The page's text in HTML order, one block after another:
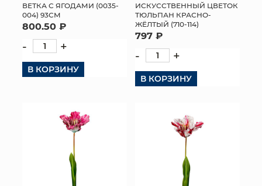
ВЕТКА С ЯГОДАМИ (0035-
004) 93СМ
800.50 ₽
- +
В КОРЗИНУ
ИСКУССТВЕННЫЙ ЦВЕТОК
ТЮЛЬПАН КРАСНО-
ЖЁЛТЫЙ (710-114)
797 ₽
- +
В КОРЗИНУ